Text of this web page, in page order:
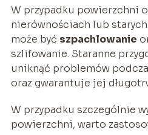
W przypadku powierzchni
nierównościach lub
może być szpachlowanie
szlifowanie. Staranne
uniknąć problemów
oraz gwarantuje jej
W przypadku szczególnie
powierzchni, warto